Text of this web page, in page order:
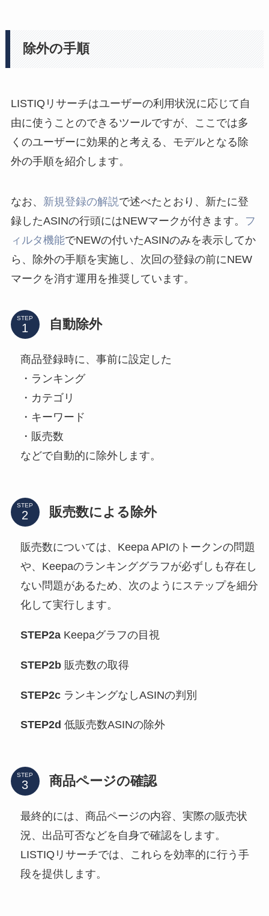
除外の手順
LISTIQリサーチはユーザーの利用状況に応じて自
由に使うことのできるツールですが、ここでは多
くのユーザーに効果的と考える、モデルとなる除
外の手順を紹介します。
なお、 新規登録の解説で述べたとおり、新たに登
録したASINの行頭にはNEWマークが付きます。
フ
ィルタ機能でNEWの付いたASINのみを表示してか
ら、除外の手順を実施し、次回の登録の前にNEW
マークを消す運用を推奨しています。
STEP 自動除外
商品登録時に、事前に設定した
・ランキング
・カテゴリ
・キーワード
・販売数
などで自動的に除外します。
STEP 販売数による除外
販売数については、Keepa APIのトークンの問題
や、Keepaのランキンググラフが必ずしも存在し
ない問題があるため、次のようにステップを細分
化して実行します。
STEP2aKeepaグラフの目視
STEP2b販売数の取得
STEP2cランキングなしASINの判別
STEP2d 低販売数ASINの除外
STEP 商品ページの確認
最終的には、商品ページの内容、実際の販売状
況、出品可否などを自身で確認をします。
LISTIQリサーチでは、これらを効率的に行う手
段を提供します。